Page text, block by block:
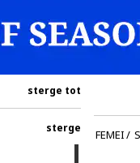
FEMEI/
sterge tot
sterge